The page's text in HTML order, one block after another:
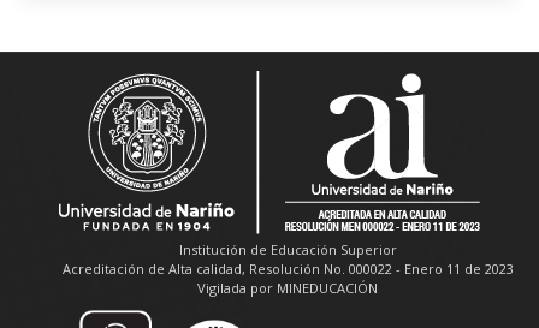
Institución de Educación Superior
Acreditación de Alta calidad, Resolución No. 000022 - Enero 11 de 2023
Vigilada por MINEDUCACIÓN